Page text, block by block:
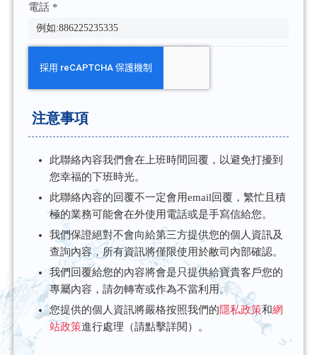
電話 *
注意事項
此聯絡內容我們會在上班時間回覆，以避免打擾到
您幸福的下班時光。
此聯絡內容的回覆不一定會用email回覆，繁忙且積
極的業務可能會在外使用電話或是手寫信給您。
我們保證絕對不會向給第三方提供您的個人資訊及
查詢內容，所有資訊將僅限使用於敝司內部確認。
我們回覆給您的內容將會是只提供給寶貴客戶您的
專屬內容，請勿轉寄或作為不當利用。
您提供的個人資訊將嚴格按照我們的隱私政策和網
站政策進行處理（請點擊詳閱）。